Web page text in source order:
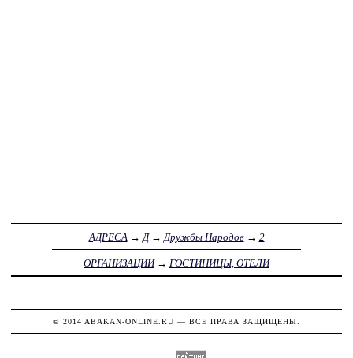
АДРЕСА → Д→ Дружбы Народов→ 2
ОРГАНИЗАЦИИ→ ГОСТИНИЦЫ, ОТЕЛИ
© 2014 ABAKAN-ONLINE.RU — ВСЕ ПРАВА ЗАЩИЩЕНЫ.